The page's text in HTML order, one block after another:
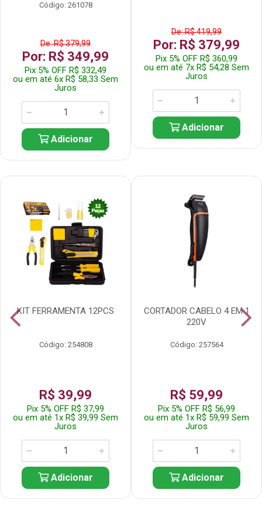
Código: 261078
De: R$ 379,99
Por: R$ 349,99
Pix 5% OFF R$ 332,49
ou em até 6x R$ 58,33 Sem
Juros
Adicionar
De: R$ 419,99
Por: R$ 379,99
Pix 5% OFF R$ 360,99
ou em até 7x R$ 54,28 Sem
Juros
Adicionar
KIT FERRAMENTA 12PCS
Código: 254808
R$ 39,99
Pix 5% OFF R$ 37,99
ou em até 1x R$ 39,99 Sem
Juros
Adicionar
CORTADOR CABELO 4 EM 1
220V
Código: 257564
R$ 59,99
Pix 5% OFF R$ 56,99
ou em até 1x R$ 59,99 Sem
Juros
Adicionar